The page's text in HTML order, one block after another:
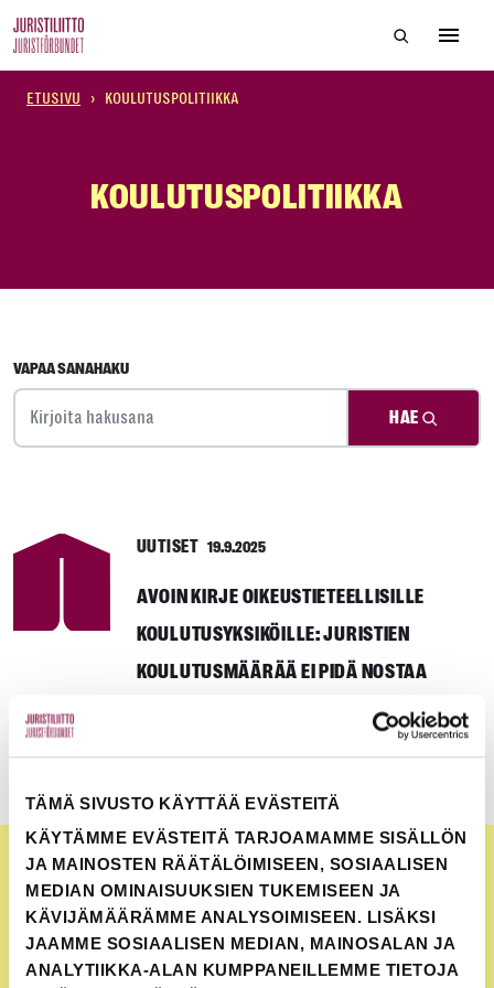
TÄMÄ SIVUSTO KÄYTTÄÄ EVÄSTEITÄ
KÄYTÄMME EVÄSTEITÄ TARJOAMAMME SISÄLLÖN
JA MAINOSTEN RÄÄTÄLÖIMISEEN, SOSIAALISEN
MEDIAN OMINAISUUKSIEN TUKEMISEEN JA
KÄVIJÄMÄÄRÄMME ANALYSOIMISEEN. LISÄKSI
JAAMME SOSIAALISEN MEDIAN, MAINOSALAN JA
ANALYTIIKKA-ALAN KUMPPANEILLEMME TIETOJA
TO
THE
CONTENT
Hae
ETUSIVU › KOULUTUSPOLITIIKKA
KOULUTUSPOLITIIKKA
VAPAA SANAHAKU
HAE
UUTISET 19.9.2025
AVOIN KIRJE OIKEUSTIETEELLISILLE
KOULUTUSYKSIKÖILLE: JURISTIEN
KOULUTUSMÄÄRÄÄ EI PIDÄ NOSTAA